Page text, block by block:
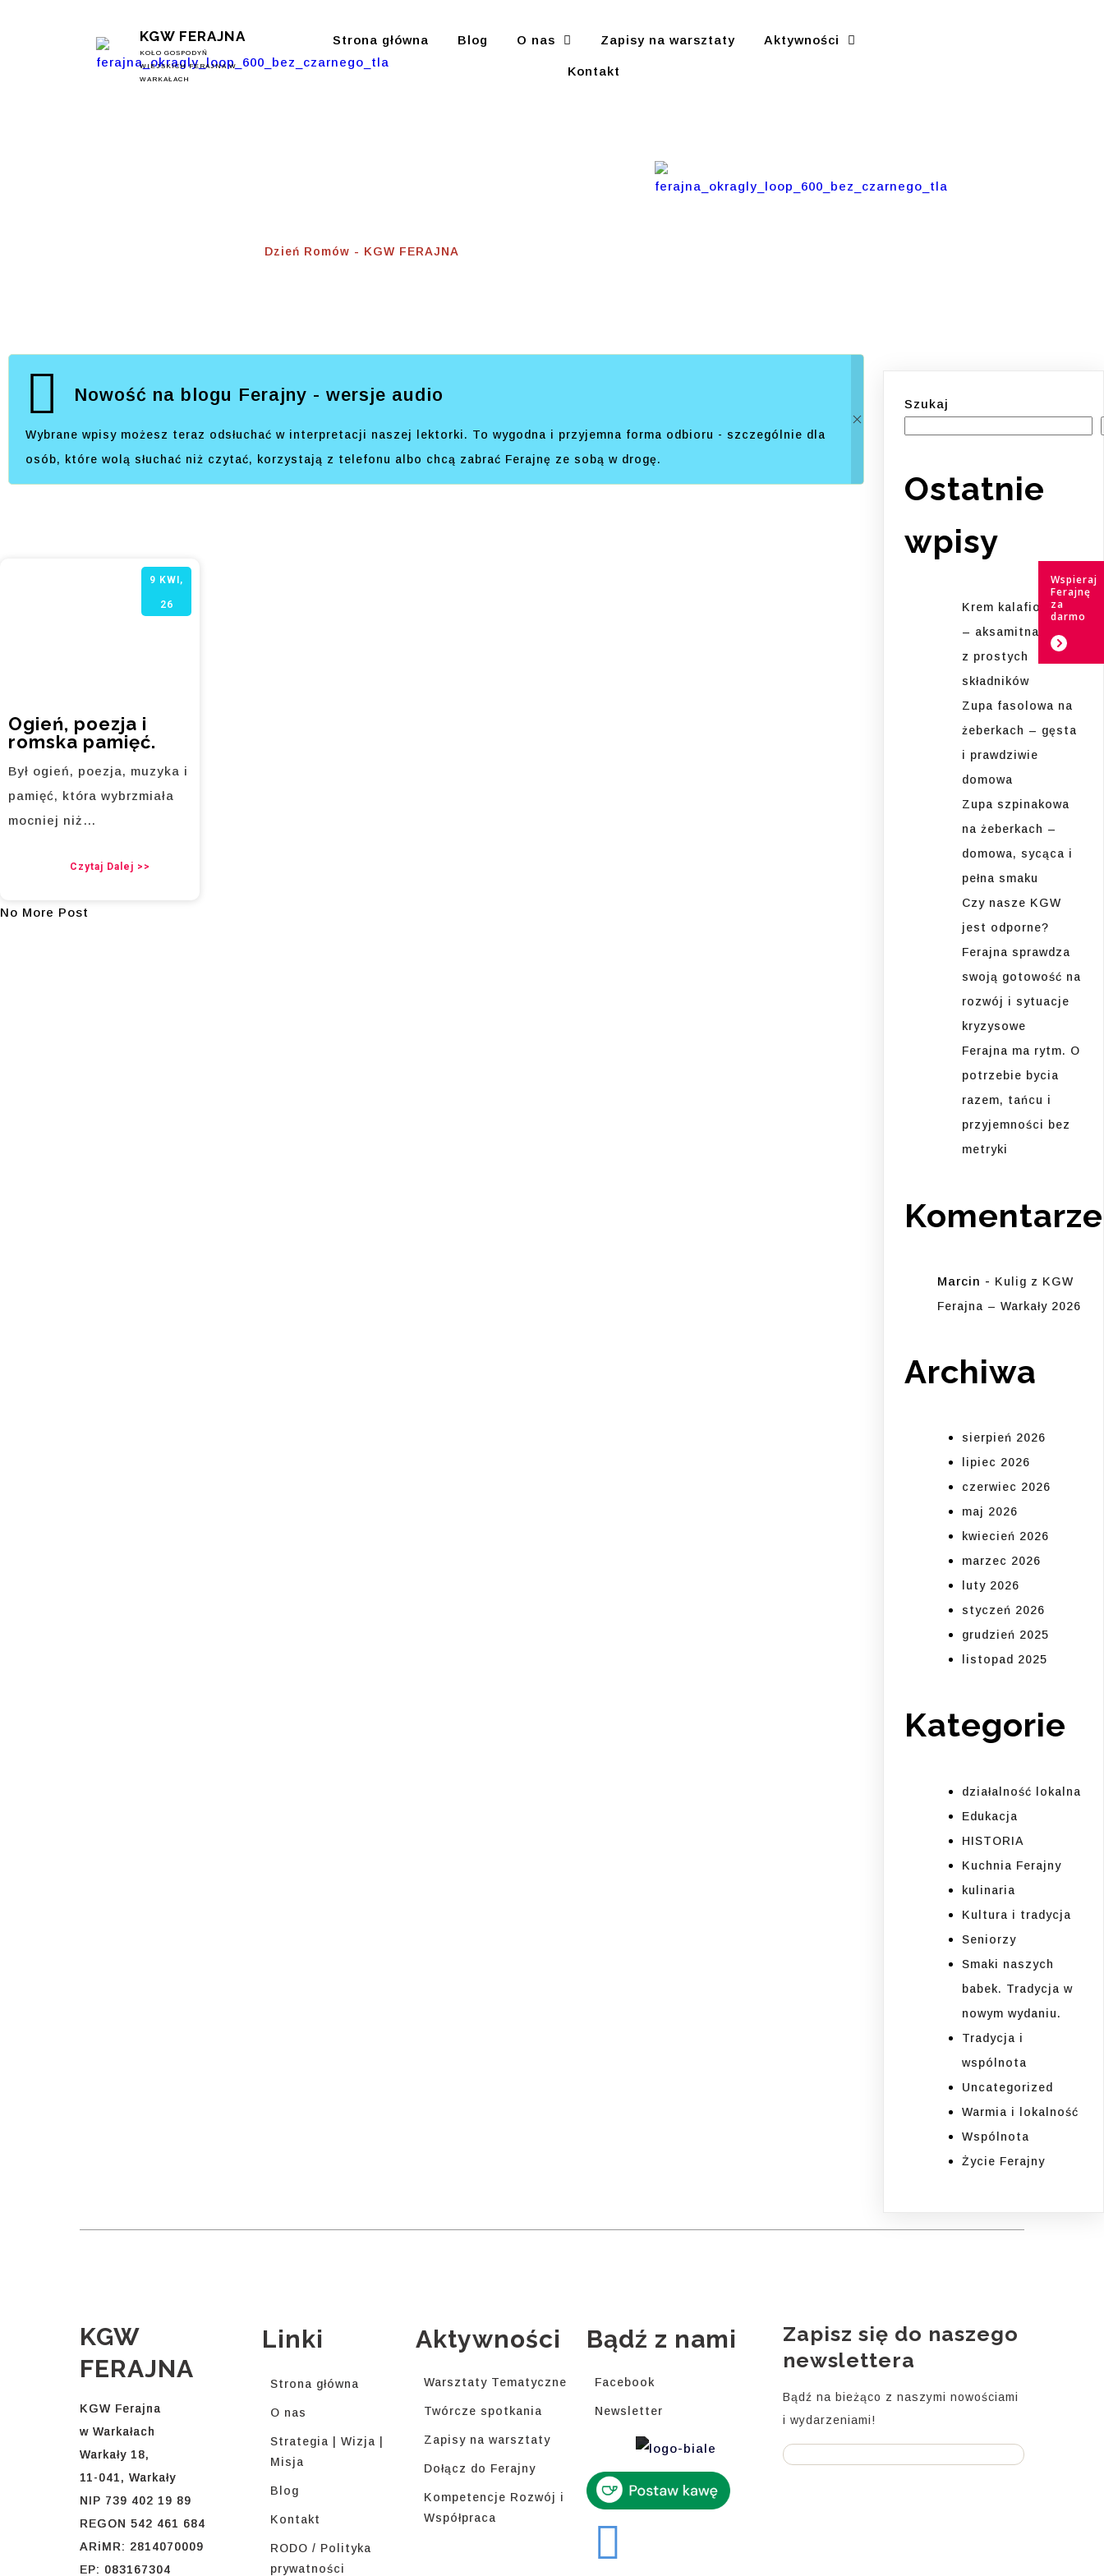
KGW FERAJNA
KOŁO GOSPODYŃ
WIEJSKICH FERAJNA W
WARKAŁACH
Strona główna Blog O nas Zapisy na warsztaty Aktywności
Kontakt
Dzień Romów - KGW FERAJNA
Nowość na blogu Ferajny - wersje audio
Wybrane wpisy możesz teraz odsłuchać w interpretacji naszej lektorki. To wygodna i przyjemna forma odbioru - szczególnie dla
osób, które wolą słuchać niż czytać, korzystają z telefonu albo chcą zabrać Ferajnę ze sobą w drogę.
Ogień, poezja i
romska pamięć.
9 KWI,
26
Był ogień, poezja, muzyka i
pamięć, która wybrzmiała
mocniej niż…
Czytaj Dalej >>
No More Post
Szukaj
Ostatnie
wpisy
Krem kalafiorowy
– aksamitna zupa
z prostych
składników
Zupa fasolowa na
żeberkach – gęsta
i prawdziwie
domowa
Zupa szpinakowa
na żeberkach –
domowa, sycąca i
pełna smaku
Czy nasze KGW
jest odporne?
Ferajna sprawdza
swoją gotowość na
rozwój i sytuacje
kryzysowe
Ferajna ma rytm. O
potrzebie bycia
razem, tańcu i
przyjemności bez
metryki
Komentarze
Marcin - Kulig z KGW
Ferajna – Warkały 2026
Archiwa
sierpień 2026
lipiec 2026
czerwiec 2026
maj 2026
kwiecień 2026
marzec 2026
luty 2026
styczeń 2026
grudzień 2025
listopad 2025
Kategorie
działalność lokalna
Edukacja
HISTORIA
Kuchnia Ferajny
kulinaria
Kultura i tradycja
Seniorzy
Smaki naszych
babek. Tradycja w
nowym wydaniu.
Tradycja i
wspólnota
Uncategorized
Warmia i lokalność
Wspólnota
Życie Ferajny
KGW
FERAJNA
KGW Ferajna
w Warkałach
Warkały 18,
11-041, Warkały
NIP 739 402 19 89
REGON 542 461 684
ARiMR: 2814070009
EP: 083167304
Linki
Strona główna
O nas
Strategia | Wizja |
Misja
Blog
Kontakt
RODO / Polityka
prywatności
Aktywności
Warsztaty Tematyczne
Twórcze spotkania
Zapisy na warsztaty
Dołącz do Ferajny
Kompetencje Rozwój i
Współpraca
Bądź z nami
Facebook
Newsletter
Zapisz się do naszego
newslettera
Bądź na bieżąco z naszymi nowościami
i wydarzeniami!
Wspieraj
Ferajnę
za
darmo